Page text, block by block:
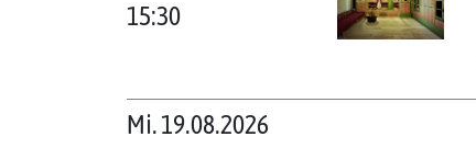
15:30
Mi. 19.08.2026